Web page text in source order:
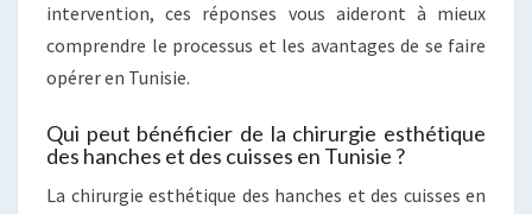
intervention, ces réponses vous aideront à mieux
comprendre le processus et les avantages de se faire
opérer en Tunisie.
Qui peut bénéficier de la chirurgie esthétique
des hanches et des cuisses en Tunisie ?
La chirurgie esthétique des hanches et des cuisses en